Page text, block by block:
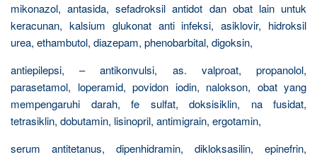
mikonazol, antasida, sefadroksil antidot dan obat lain untuk
keracunan, kalsium glukonat anti infeksi, asiklovir, hidroksil
urea, ethambutol, diazepam, phenobarbital, digoksin,
antiepilepsi, – antikonvulsi, as. valproat, propanolol,
parasetamol, loperamid, povidon iodin, nalokson, obat yang
mempengaruhi darah, fe sulfat, doksisiklin, na fusidat,
tetrasiklin, dobutamin, lisinopril, antimigrain, ergotamin,
serum antitetanus, dipenhidramin, dikloksasilin, epinefrin,